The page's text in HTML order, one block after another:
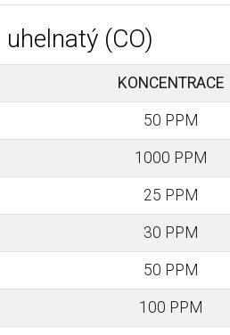
uhelnatý (CO)
KONCENTRACE
50 PPM
1000 PPM
25 PPM
30 PPM
50 PPM
100 PPM